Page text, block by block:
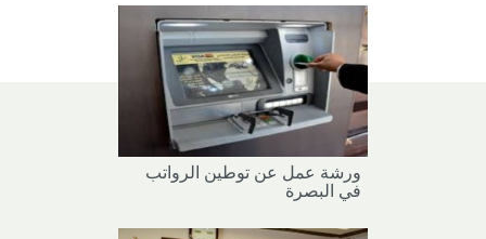
ورشة عمل عن توطين الرواتب
في البصرة